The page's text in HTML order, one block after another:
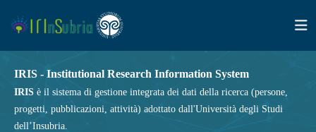
IRIS - Institutional Research Information System
IRIS è il sistema di gestione integrata dei dati della ricerca (persone,
progetti, pubblicazioni, attività) adottato dall'Università degli Studi
dell’Insubria.